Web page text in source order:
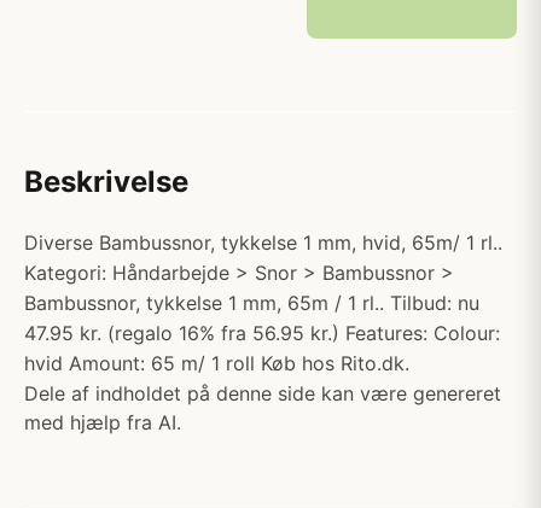
Beskrivelse
Diverse Bambussnor, tykkelse 1 mm, hvid, 65m/ 1 rl..
Kategori: Håndarbejde > Snor > Bambussnor >
Bambussnor, tykkelse 1 mm, 65m / 1 rl.. Tilbud: nu
47.95 kr. (regalo 16% fra 56.95 kr.) Features: Colour:
hvid Amount: 65 m/ 1 roll Køb hos Rito.dk.
Dele af indholdet på denne side kan være genereret
med hjælp fra AI.